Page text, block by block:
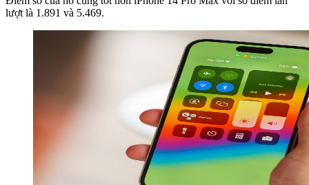
lượt là 1.891 và 5.469.